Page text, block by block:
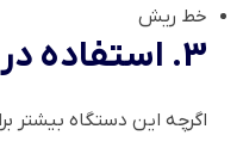
خط ریش
3. استفاده در سالن‌های زیبایی
اگرچه این دستگاه بیشتر